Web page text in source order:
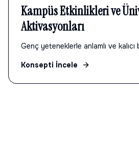
Kampüs Etkinlikleri ve
Aktivasyonları
Genç yeteneklerle anlamlı ve kalıcı
Konsepti İncele